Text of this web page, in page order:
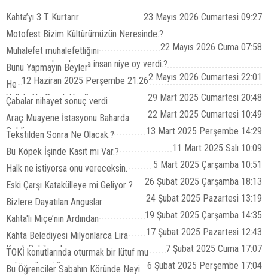
Kahta’yı 3 T Kurtarır
23 Mayıs 2026 Cumartesi 09:27
Motofest Bizim Kültürümüzün Neresinde.?
22 Mayıs 2026 Cuma 07:58
Muhalefet muhalefetliğini
yapamayacaksa, bunca insan niye oy verdi.?
2 Mayıs 2026 Cumartesi 22:01
Bunu Yapmayın Beyler
12 Haziran 2025 Perşembe 21:26
He
Vallah, Ne Gerek Var ?
29 Mart 2025 Cumartesi 20:48
Çabalar nihayet sonuç verdi
22 Mart 2025 Cumartesi 10:49
Araç Muayene İstasyonu Baharda
Geldi.
13 Mart 2025 Perşembe 14:29
Tekstilden Sonra Ne Olacak.?
11 Mart 2025 Salı 10:09
Bu Köpek İşinde Kasıt mı Var.?
5 Mart 2025 Çarşamba 10:51
Halk ne istiyorsa onu vereceksin.
26 Şubat 2025 Çarşamba 18:13
Eski Çarşı Katakülleye mi Geliyor ?
24 Şubat 2025 Pazartesi 13:19
Bizlere Dayatılan Anguslar
19 Şubat 2025 Çarşamba 14:35
Kahta'lı Mıçe’nın Ardından
17 Şubat 2025 Pazartesi 12:43
Kahta Belediyesi Milyonlarca Lira
Kredi Çekilecek
7 Şubat 2025 Cuma 17:07
TOKİ konutlarında oturmak bir lütuf mu
yoksa çile mi.?
6 Şubat 2025 Perşembe 17:04
Bu Öğrenciler Sabahın Köründe Neyi